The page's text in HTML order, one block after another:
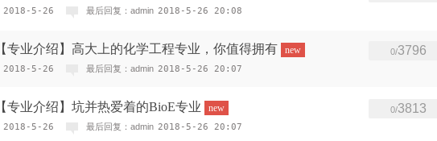
2018-5-26 最后回复：admin 2018-5-26 20:08
【专业介绍】高大上的化学工程专业，你值得拥有 new
2018-5-26 最后回复：admin 2018-5-26 20:07
0/3796
【专业介绍】坑并热爱着的BioE专业 new
2018-5-26 最后回复：admin 2018-5-26 20:07
0/3813